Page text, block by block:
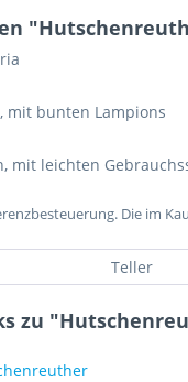
mit bunten Lampions
mit leichten
Die im
Teller
zu